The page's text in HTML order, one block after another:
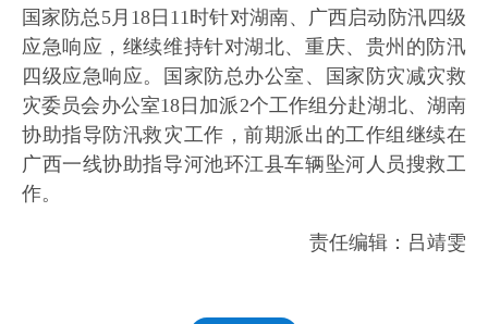
国家防总5月18日11时针对湖南、广西启动防汛四级
应急响应，继续维持针对湖北、重庆、贵州的防汛
四级应急响应。国家防总办公室、国家防灾减灾救
灾委员会办公室18日加派2个工作组分赴湖北、湖南
协助指导防汛救灾工作，前期派出的工作组继续在
广西一线协助指导河池环江县车辆坠河人员搜救工
作。
责任编辑：吕靖雯